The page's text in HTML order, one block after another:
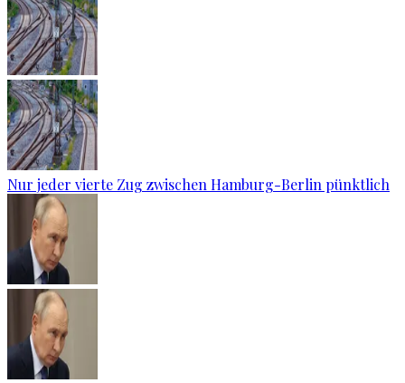
Nur jeder vierte Zug zwischen Hamburg-Berlin pünktlich